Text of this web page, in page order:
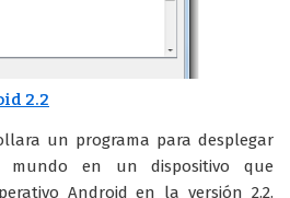
2.2
un programa para desplegar
en un dispositivo que
Android en la versión 2.2.